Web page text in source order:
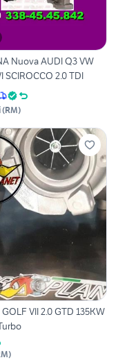
Nuova AUDI Q3 VW
SCIROCCO 2.0 TDI
(RM)
VII 2.0 GTD 135KW
)